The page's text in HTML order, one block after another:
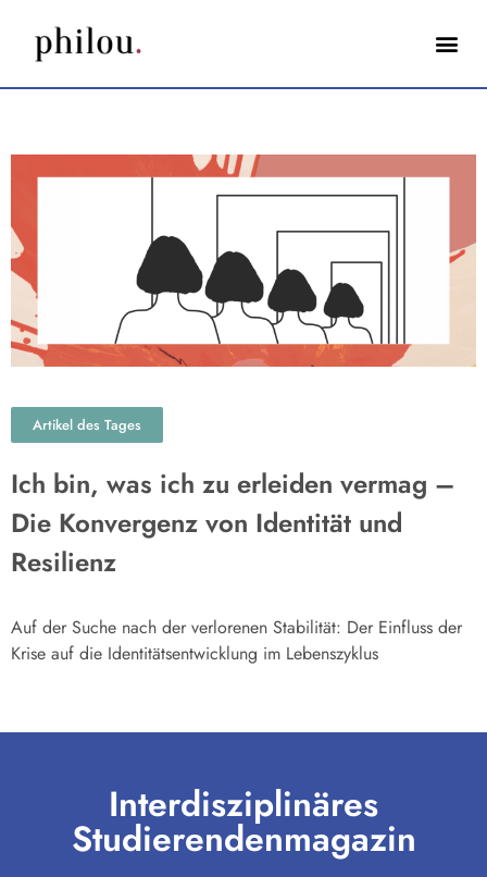
Artikel des Tages
Ich bin, was ich zu erleiden vermag –
Die Konvergenz von Identität und
Resilienz
Auf der Suche nach der verlorenen Stabilität: Der Einfluss der
Krise auf die Identitätsentwicklung im Lebenszyklus
Interdisziplinäres
Studierendenmagazin